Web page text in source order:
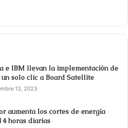
e IBM llevan la implementación de
un solo clic a Board Satellite
13, 2023
aumenta los cortes de energía
horas diarias